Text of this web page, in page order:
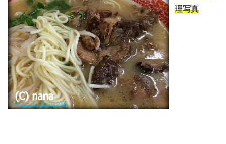
via.大三元｜食べログ
理写真